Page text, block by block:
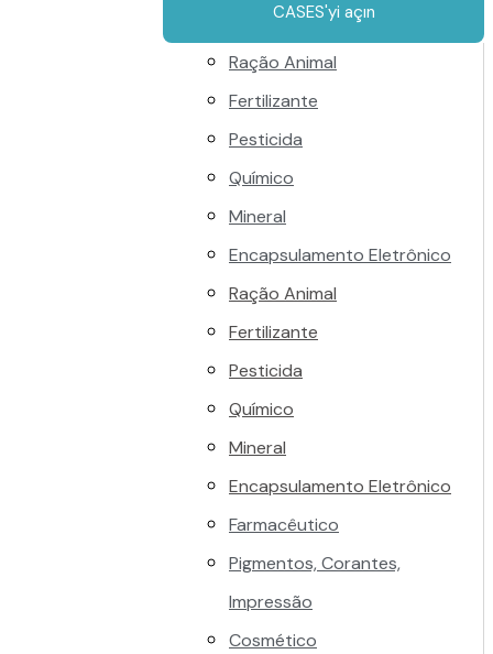
CASES'yi açın
Ração Animal
Fertilizante
Pesticida
Químico
Mineral
Encapsulamento Eletrônico
Ração Animal
Fertilizante
Pesticida
Químico
Mineral
Encapsulamento Eletrônico
Farmacêutico
Pigmentos, Corantes,
Impressão
Cosmético